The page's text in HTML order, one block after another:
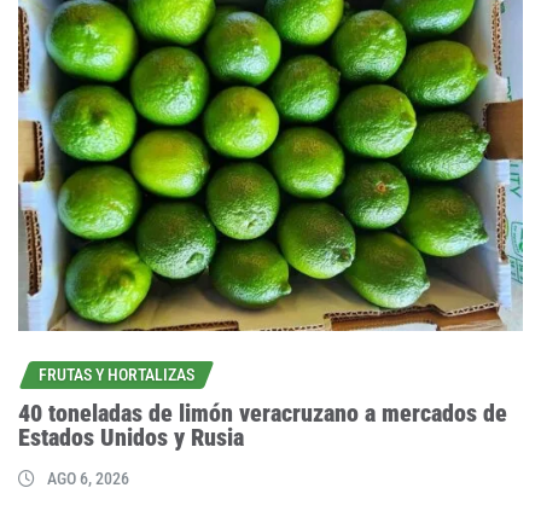
FRUTAS Y HORTALIZAS
40 toneladas de limón veracruzano a mercados de
Estados Unidos y Rusia
AGO 6, 2026